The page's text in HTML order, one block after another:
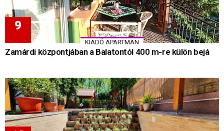
KIADÓ APARTMAN
Zamárdi központjában a Balatontól 400 m-re külön bejá